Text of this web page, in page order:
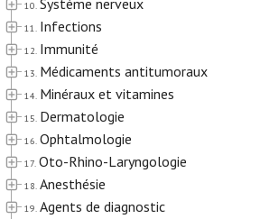
10. Système nerveux
11. Infections
12. Immunité
13. Médicaments antitumoraux
14. Minéraux et vitamines
15. Dermatologie
16. Ophtalmologie
17. Oto-Rhino-Laryngologie
18. Anesthésie
19. Agents de diagnostic